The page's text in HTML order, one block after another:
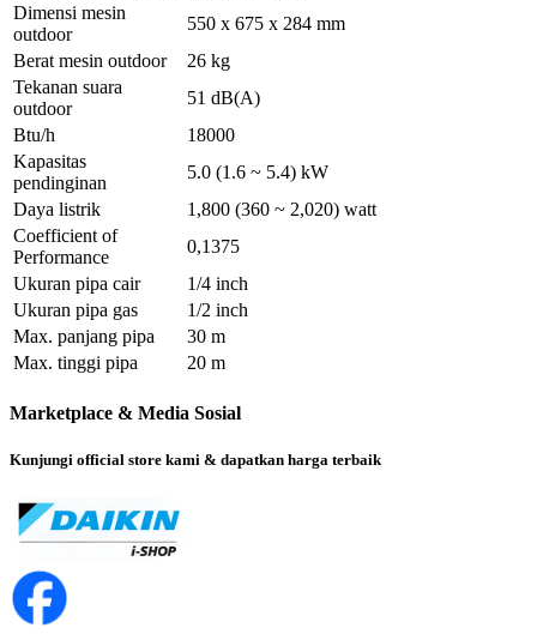
Dimensi mesin
outdoor
550 x 675 x 284 mm
Berat mesin outdoor
26 kg
Tekanan suara
outdoor
51 dB(A)
Btu/h
18000
Kapasitas
pendinginan
5.0 (1.6 ~ 5.4) kW
Daya listrik
1,800 (360 ~ 2,020) watt
Coefficient of
Performance
0,1375
Ukuran pipa cair
1/4 inch
Ukuran pipa gas
1/2 inch
Max. panjang pipa
30 m
Max. tinggi pipa
20 m
Marketplace & Media Sosial
Kunjungi official store kami & dapatkan harga terbaik